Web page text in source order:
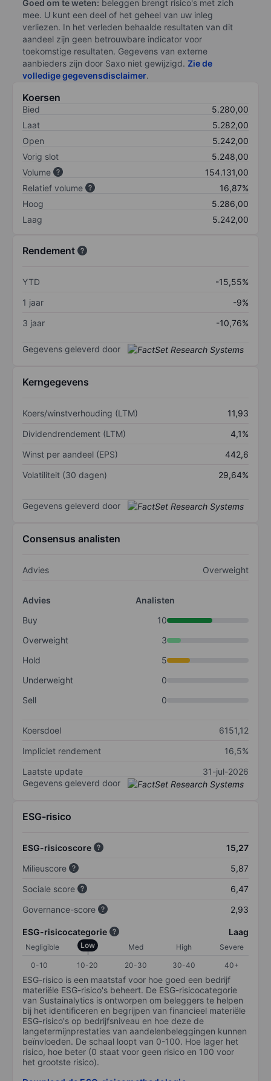
Goed om te weten: beleggen brengt risico's met zich
mee. U kunt een deel of het geheel van uw inleg
verliezen. In het verleden behaalde resultaten van dit
aandeel zijn geen betrouwbare indicator voor
toekomstige resultaten. Gegevens van externe
aanbieders zijn door Saxo niet gewijzigd. Zie de
volledige gegevensdisclaimer.
Koersen
Bied
5.280,00
Laat
5.282,00
Open
5.242,00
Vorig slot
5.248,00
Volume
154.131,00
Relatief volume
16,87%
Hoog
5.286,00
Laag
5.242,00
Rendement
YTD
-15,55%
1 jaar
-9%
3 jaar
-10,76%
Gegevens geleverd door
Kerngegevens
Koers/winstverhouding (LTM)
11,93
Dividendrendement (LTM)
4,1%
Winst per aandeel (EPS)
442,6
Volatiliteit (30 dagen)
29,64%
Gegevens geleverd door
Consensus analisten
Advies Overweight
Advies
Analisten
Buy
10
Overweight
3
Hold
5
Underweight
0
Sell
0
Koersdoel
6151,12
Impliciet rendement
16,5%
Laatste update
31-jul-2026
Gegevens geleverd door
ESG-risico
ESG-risicoscore
15,27
Milieuscore
5,87
Sociale score
6,47
Governance-score
2,93
ESG-risicocategorie Laag
Negligible Low Med High
Severe
0-10
10-20 20-30 30-40 40+
ESG-risico is een maatstaf voor hoe goed een bedrijf
materiële ESG-risico's beheert. De ESG-risicocategorie
van Sustainalytics is ontworpen om beleggers te helpen
bij het identificeren en begrijpen van financieel materiële
ESG-risico's op bedrijfsniveau en hoe deze de
langetermijnprestaties van aandelenbeleggingen kunnen
beïnvloeden. De schaal loopt van 0-100. Hoe lager het
risico, hoe beter (0 staat voor geen risico en 100 voor
het grootste risico).